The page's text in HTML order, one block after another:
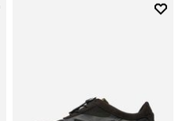
to wishlist
Add